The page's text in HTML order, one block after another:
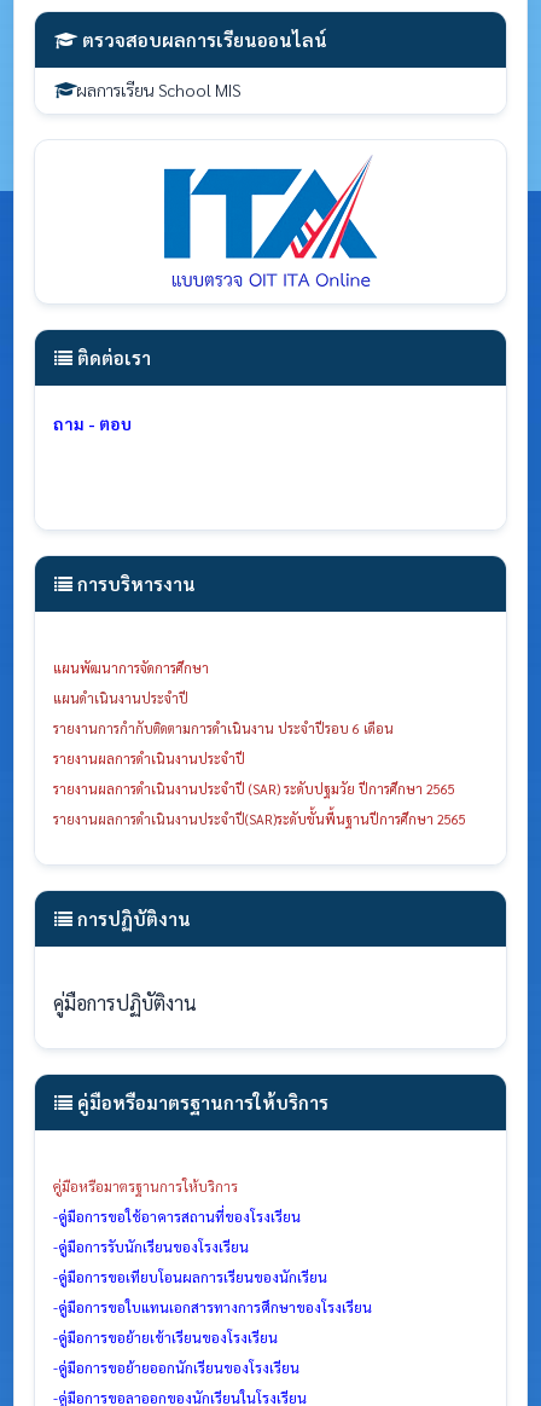
ตรวจสอบผลการเรียนออนไลน์
ผลการเรียน School MIS
ติดต่อเรา
ถาม - ตอบ
การบริหารงาน
แผนพัฒนาการจัดการศึกษา
แผนดำเนินงานประจำปี
รายงานการกำกับติดตามการดำเนินงาน ประจำปีรอบ 6 เดือน
รายงานผลการดำเนินงานประจำปี
รายงานผลการดำเนินงานประจำปี (SAR) ระดับปฐมวัย ปีการศึกษา 2565
รายงานผลการดำเนินงานประจำปี(SAR)ระดับขั้นพื้นฐานปีการศึกษา 2565
การปฏิบัติงาน
คู่มือการปฏิบัติงาน
คู่มือหรือมาตรฐานการให้บริการ
คู่มือหรือมาตรฐานการให้บริการ
-คู่มือการขอใช้อาคารสถานที่ของโรงเรียน
-คู่มือการรับนักเรียนของโรงเรียน
-คู่มือการขอเทียบโอนผลการเรียนของนักเรียน
-คู่มือการขอใบแทนเอกสารทางการศึกษาของโรงเรียน
-คู่มือการขอย้ายเข้าเรียนของโรงเรียน
-คู่มือการขอย้ายออกนักเรียนของโรงเรียน
-คู่มือการขอลาออกของนักเรียนในโรงเรียน